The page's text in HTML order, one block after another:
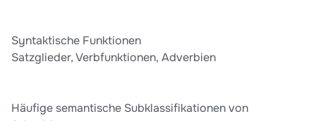
Syntaktische Funktionen
Satzglieder, Verbfunktionen, Adverbien
Häufige semantische Subklassifikationen von